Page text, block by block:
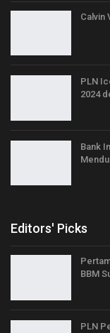
Calvin
PLN
2024
Bank
Editors' Picks
BBM
PLN